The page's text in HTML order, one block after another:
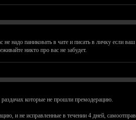
надо паниковать в чате и писать в личку если
никто про вас не забудет.
которые не прошли премодерацию.
и не исправленные в течении 4 дней,